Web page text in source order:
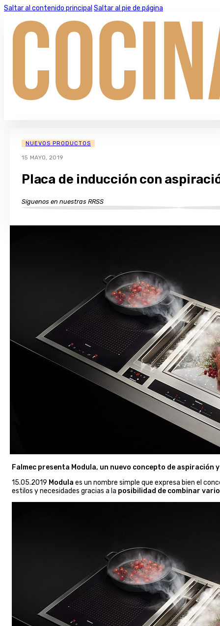
Saltar al contenido principal Saltar al pie de página
NUEVOS PRODUCTOS
15 MAYO, 2019
Placa de inducción con
Síguenos en nuestras RRSS
Falmec presenta Modula, un nuevo concepto de
15.05.2019 Modula es un nombre simple que expresa bien el
estilos y necesidades gracias a la posibilidad de combinar